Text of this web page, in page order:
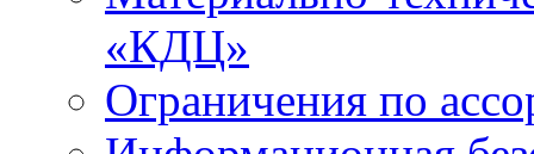
«КДЦ»
Ограничения по